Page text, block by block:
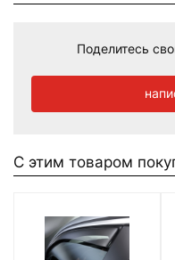
Поделитесь
С этим товаром